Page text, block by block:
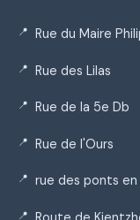
Rue du Maire
Rue des Lilas
Rue de la 5e Db
Rue de l'Ours
rue des ponts en